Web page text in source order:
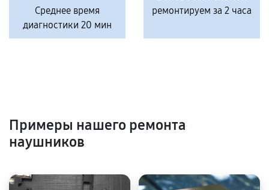
Среднее время
диагностики 20 мин
ремонтируем за 2 часа
Примеры нашего ремонта
наушников